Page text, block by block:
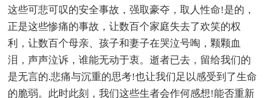
这些可悲可叹的安全事故，强取豪夺，取人性命!是的，
正是这些惨痛的事故，让数百个家庭失去了欢笑的权
利，让数百个母亲、孩子和妻子在哭泣号啕，颗颗血
泪，声声泣诉，谁能无动于衷。逝者已去，留给我们的
是无言的.悲痛与沉重的思考!也让我们足以感受到了生命
的脆弱。此时此刻，我们这些生者会作何感想!能否重新